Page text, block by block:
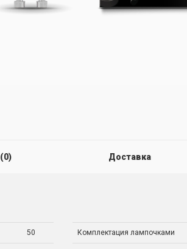
Доставка
50 Комплектация лампочками